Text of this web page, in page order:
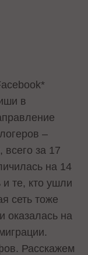
в
–
за 17
на 14
и те, кто ушли
сеть тоже
оказалась на
Расскажем